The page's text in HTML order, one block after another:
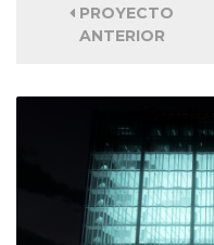
PROYECTO
ANTERIOR